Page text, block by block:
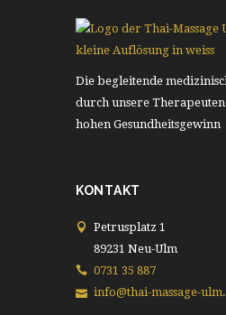
Die begleitende
durch unsere
hohen Gesundheitsgewinn
KONTAKT
Petrusplatz 1
89231 Neu-Ulm
0731 35 887
info@thai-massage-